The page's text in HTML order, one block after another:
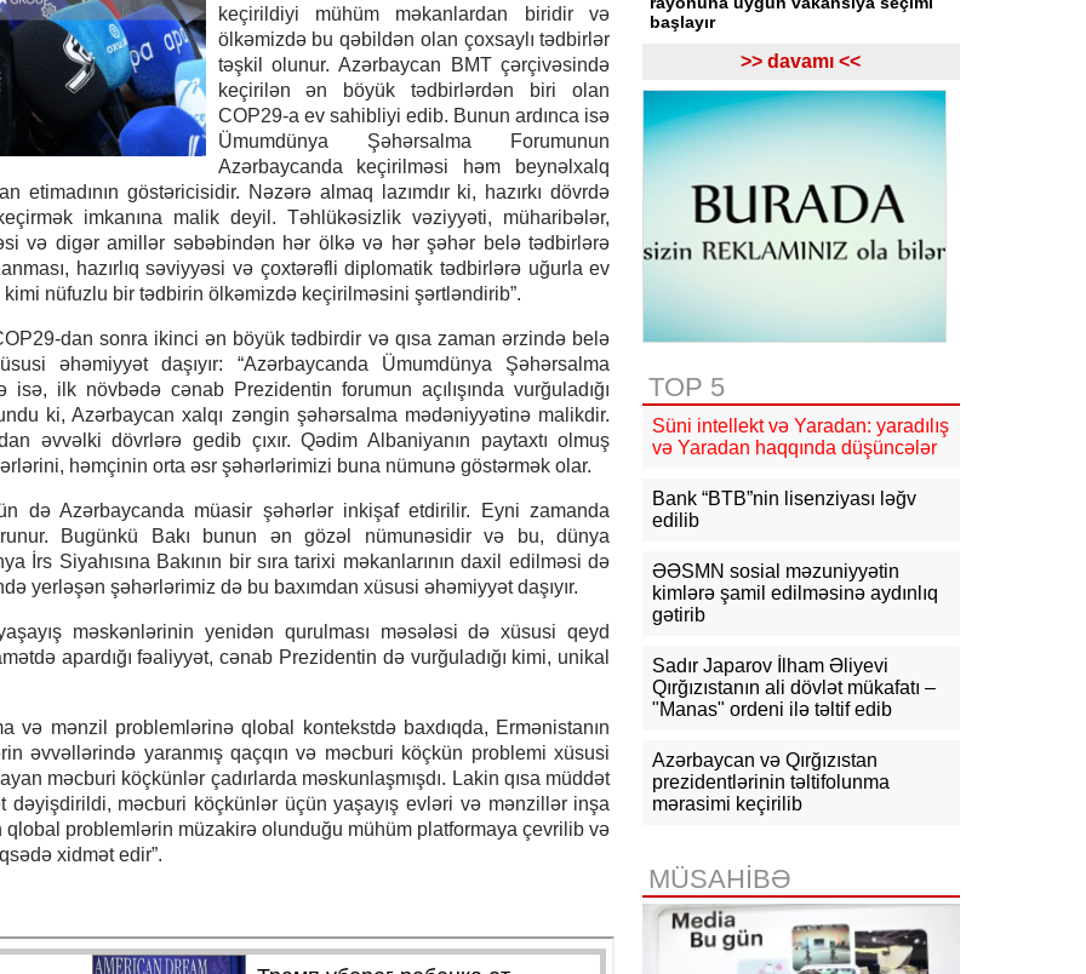
keçirildiyi mühüm məkanlardan biridir və
ölkəmizdə bu qəbildən olan çoxsaylı tədbirlər
təşkil olunur. Azərbaycan BMT çərçivəsində
keçirilən ən böyük tədbirlərdən biri olan
COP29-a ev sahibliyi edib. Bunun ardınca isə
Ümumdünya Şəhərsalma Forumunun
Azərbaycanda keçirilməsi həm beynəlxalq
göstəricisidir. Nəzərə almaq lazımdır ki, hazırkı dövrdə
imkanına malik deyil. Təhlükəsizlik vəziyyəti, müharibələr,
və digər amillər səbəbindən hər ölkə və hər şəhər belə tədbirlərə
hazırlıq səviyyəsi və çoxtərəfli diplomatik tədbirlərə uğurla ev
nüfuzlu bir tədbirin ölkəmizdə keçirilməsini şərtləndirib”.
dan sonra ikinci ən böyük tədbirdir və qısa zaman ərzində belə
əhəmiyyət daşıyır: “Azərbaycanda Ümumdünya Şəhərsalma
ilk növbədə cənab Prezidentin forumun açılışında vurğuladığı
ki, Azərbaycan xalqı zəngin şəhərsalma mədəniyyətinə malikdir.
əvvəlki dövrlərə gedib çıxır. Qədim Albaniyanın paytaxtı olmuş
həmçinin orta əsr şəhərlərimizi buna nümunə göstərmək olar.
də Azərbaycanda müasir şəhərlər inkişaf etdirilir. Eyni zamanda
Bugünkü Bakı bunun ən gözəl nümunəsidir və bu, dünya
İrs Siyahısına Bakının bir sıra tarixi məkanlarının daxil edilməsi də
yerləşən şəhərlərimiz də bu baxımdan xüsusi əhəmiyyət daşıyır.
məskənlərinin yenidən qurulması məsələsi də xüsusi qeyd
apardığı fəaliyyət, cənab Prezidentin də vurğuladığı kimi, unikal
və mənzil problemlərinə qlobal kontekstdə baxdıqda, Ermənistanın
əvvəllərində yaranmış qaçqın və məcburi köçkün problemi xüsusi
məcburi köçkünlər çadırlarda məskunlaşmışdı. Lakin qısa müddət
məcburi köçkünlər üçün yaşayış evləri və mənzillər inşa
problemlərin müzakirə olunduğu mühüm platformaya çevrilib və
xidmət edir”.
başlayır
Rusiya XİN: Ermənistan Aİ-yə
yaxınlaşmanı diversifikasiya
adlandırmamalıdır
18:03
apellyasiya şikayəti üzrə məhkəmə
başlayıb
qanuni daşınmasında şübhəli
bilinən suriyalıları saxlayıb
17:01 Zərdabda maşın dirəyə
çırpılıb, ölən və xəsarət alanlar var -
16:31
16:04 Tramp zəng etdi - Pentaqonda
təcili iclas təyin olundu
15:53 Ceyhun Bayramov: Rusiya və
Ukrayna arasındakı hərbi
əməliyyatlar ən qısa zamanda
15:41 İranda “Mossad”la əlaqəli 20-
dən çox şəxsin saxlanıldığı bildirilir
Ukrayna xarici işlər nazirlərinin
görüşü olub
>> davamı <<
TOP 5
Süni intellekt və Yaradan: yaradılış
və Yaradan haqqında düşüncələr
Bank “BTB”nin lisenziyası ləğv
edilib
ƏƏSMN sosial məzuniyyətin
kimlərə şamil edilməsinə aydınlıq
gətirib
Sadır Japarov İlham Əliyevi
Qırğızıstanın ali dövlət mükafatı –
"Manas" ordeni ilə təltif edib
Azərbaycan və Qırğızıstan
prezidentlərinin təltifolunma
mərasimi keçirilib
MÜSAHİBƏ